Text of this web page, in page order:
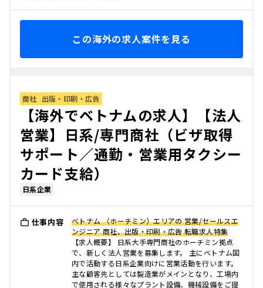
この海外の求人案件を見る
商社 出版・印刷・広告
【海外でベトナムの求人】【法人
営業】日系/専門商社（ビザ取得
サポート／通勤・営業用タクシー
カード支給）
日系企業
仕事内容
ベトナム （ホーチミン）エリアの 営業/セールスエ
ンジニア 商社、出版・印刷・広告 転職求人特集
【求人概要】 日系大手専門商社のホーチミン拠点
で、新しく法人営業を募集します。 主にベトナム国
内で活動する日系企業向けに営業活動を行います。
主な顧客先としては製造業がメインとなり、工場内
で使用される様々なプラント設備、機械設備をご提